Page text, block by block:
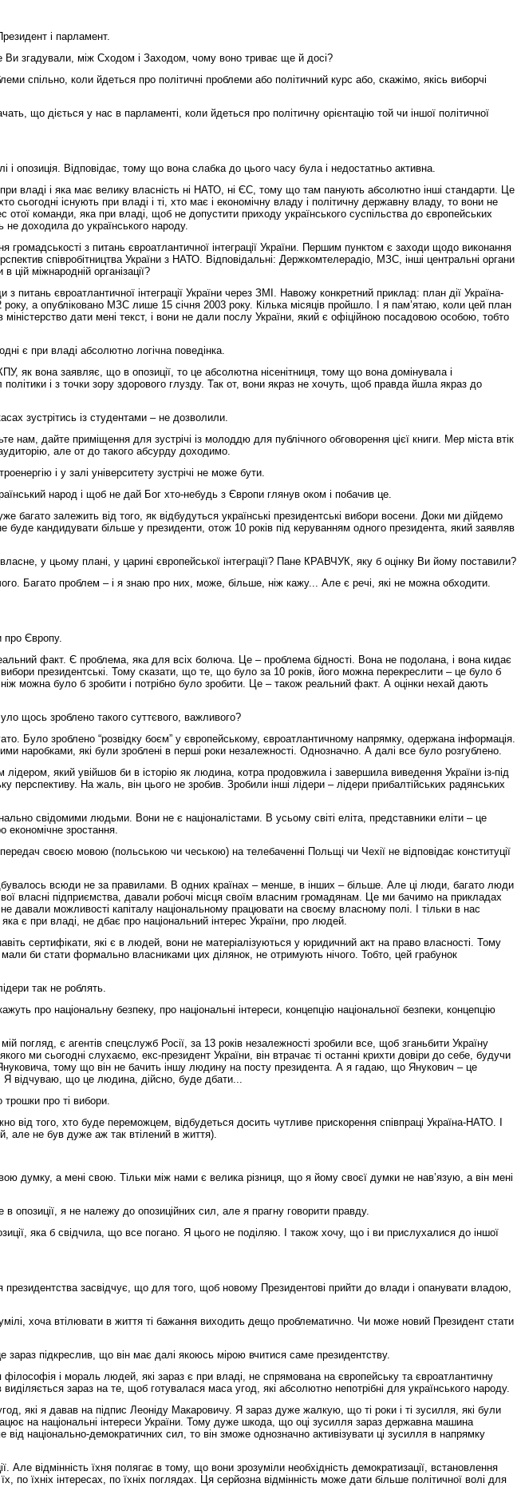
і парламент.
згадували, між Сходом і Заходом, чому воно триває ще й досі?
спільно, коли йдеться про політичні проблеми або політичний курс або, скажімо, якісь виборчі
що діється у нас в парламенті, коли йдеться про політичну орієнтацію той чи іншої політичної
опозиція. Відповідає, тому що вона слабка до цього часу була і недостатньо активна.
владі і яка має велику власність ні НАТО, ні ЄС, тому що там панують абсолютно інші стандарти. Це
сьогодні існують при владі і ті, хто має і економічну владу і політичну державну владу, то вони не
команди, яка при владі, щоб не допустити приходу українського суспільства до європейських
не доходила до українського народу.
з питань євроатлантичної інтеграції України. Першим пунктом є заходи щодо виконання
співробітництва України з НАТО. Відповідальні: Держкомтелерадіо, МЗС, інші центральні органи
міжнародній організації?
євроатлантичної інтеграції України через ЗМІ. Навожу конкретний приклад: план дії Україна-
а опубліковано МЗС лише 15 січня 2003 року. Кілька місяців пройшло. І я пам’ятаю, коли цей план
дати мені текст, і вони не дали послу України, який є офіційною посадовою особою, тобто
є при владі абсолютно логічна поведінка.
як вона заявляє, що в опозиції, то це абсолютна нісенітниця, тому що вона домінувала і
і з точки зору здорового глузду. Так от, вони якраз не хочуть, щоб правда йшла якраз до
зустрітись із студентами – не дозволили.
нам, дайте приміщення для зустрічі із молоддю для публічного обговорення цієї книги. Мер міста втік
але от до такого абсурду доходимо.
і у залі університету зустрічі не може бути.
народ і щоб не дай Бог хто-небудь з Європи глянув оком і побачив це.
залежить від того, як відбудуться українські президентські вибори восени. Доки ми дійдемо
кандидувати більше у президенти, отож 10 років під керуванням одного президента, який заявляв
у цьому плані, у царині європейської інтеграції? Пане КРАВЧУК, яку б оцінку Ви йому поставили?
Багато проблем – і я знаю про них, може, більше, ніж кажу... Але є речі, які не можна обходити.
про Європу.
факт. Є проблема, яка для всіх болюча. Це – проблема бідності. Вона не подолана, і вона кидає
президентські. Тому сказати, що те, що було за 10 років, його можна перекреслити – це було б
можна було б зробити і потрібно було зробити. Це – також реальний факт. А оцінки нехай дають
щось зроблено такого суттєвого, важливого?
Було зроблено “розвідку боєм” у європейському, євроатлантичному напрямку, одержана інформація.
наробками, які були зроблені в перші роки незалежності. Однозначно. А далі все було розгублено.
який увійшов би в історію як людина, котра продовжила і завершила виведення України із-під
На жаль, він цього не зробив. Зробили інші лідери – лідери прибалтійських радянських
свідомими людьми. Вони не є націоналістами. В усьому світі еліта, представники еліти – це
економічне зростання.
своєю мовою (польською чи чеською) на телебаченні Польщі чи Чехії не відповідає конституції
всюди не за правилами. В одних країнах – менше, в інших – більше. Але ці люди, багато люди
власні підприємства, давали робочі місця своїм власним громадянам. Це ми бачимо на прикладах
можливості капіталу національному працювати на своєму власному полі. І тільки в нас
є при владі, не дбає про національний інтерес України, про людей.
сертифікати, які є в людей, вони не матеріалізуються у юридичний акт на право власності. Тому
би стати формально власниками цих ділянок, не отримують нічого. Тобто, цей грабунок
так не роблять.
про національну безпеку, про національні інтереси, концепцію національної безпеки, концепцію
є агентів спецслужб Росії, за 13 років незалежності зробили все, щоб зганьбити Україну
ми сьогодні слухаємо, екс-президент України, він втрачає ті останні крихти довіри до себе, будучи
тому що він не бачить іншу людину на посту президента. А я гадаю, що Янукович – це
відчуваю, що це людина, дійсно, буде дбати...
про ті вибори.
від того, хто буде переможцем, відбудеться досить чутливе прискорення співпраці Україна-НАТО. І
але не був дуже аж так втілений в життя).
думку, а мені свою. Тільки між нами є велика різниця, що я йому своєї думки не нав’язую, а він мені
опозиції, я не належу до опозиційних сил, але я прагну говорити правду.
яка б свідчила, що все погано. Я цього не поділяю. І також хочу, що і ви прислухалися до іншої
засвідчує, що для того, щоб новому Президентові прийти до влади і опанувати владою,
хоча втілювати в життя ті бажання виходить дещо проблематично. Чи може новий Президент стати
підкреслив, що він має далі якоюсь мірою вчитися саме президентству.
і мораль людей, які зараз є при владі, не спрямована на європейську та євроатлантичну
зараз на те, щоб готувалася маса угод, які абсолютно непотрібні для українського народу.
які я давав на підпис Леоніду Макаровичу. Я зараз дуже жалкую, що ті роки і ті зусилля, які були
на національні інтереси України. Тому дуже шкода, що оці зусилля зараз державна машина
національно-демократичних сил, то він зможе однозначно активізувати ці зусилля в напрямку
відмінність їхня полягає в тому, що вони зрозуміли необхідність демократизації, встановлення
їхніх інтересах, по їхніх поглядах. Ця серйозна відмінність може дати більше політичної волі для